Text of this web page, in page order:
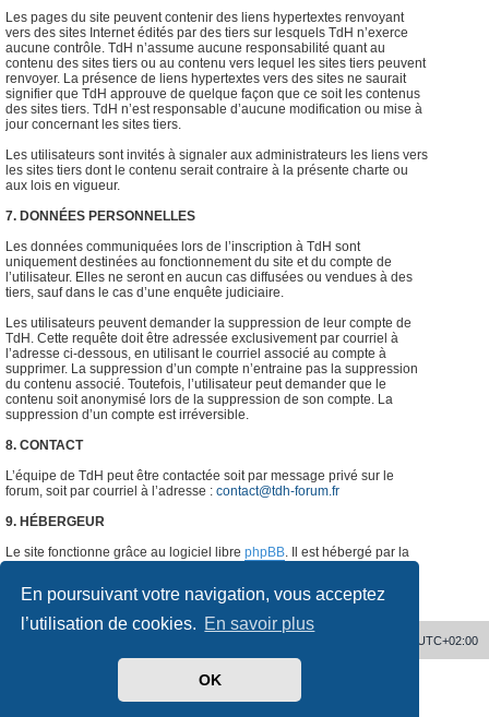
En poursuivant votre navigation, vous acceptez
l’utilisation de cookies. En savoir plus
OK
Les pages du site peuvent contenir des liens hypertextes renvoyant
vers des sites Internet édités par des tiers sur lesquels TdH n’exerce
aucune contrôle. TdH n’assume aucune responsabilité quant au
contenu des sites tiers ou au contenu vers lequel les sites tiers peuvent
renvoyer. La présence de liens hypertextes vers des sites ne saurait
signifier que TdH approuve de quelque façon que ce soit les contenus
des sites tiers. TdH n’est responsable d’aucune modification ou mise à
jour concernant les sites tiers.
Les utilisateurs sont invités à signaler aux administrateurs les liens vers
les sites tiers dont le contenu serait contraire à la présente charte ou
aux lois en vigueur.
7. DONNÉES PERSONNELLES
Les données communiquées lors de l’inscription à TdH sont
uniquement destinées au fonctionnement du site et du compte de
l’utilisateur. Elles ne seront en aucun cas diffusées ou vendues à des
tiers, sauf dans le cas d’une enquête judiciaire.
Les utilisateurs peuvent demander la suppression de leur compte de
TdH. Cette requête doit être adressée exclusivement par courriel à
l’adresse ci-dessous, en utilisant le courriel associé au compte à
supprimer. La suppression d’un compte n’entraine pas la suppression
du contenu associé. Toutefois, l’utilisateur peut demander que le
contenu soit anonymisé lors de la suppression de son compte. La
suppression d’un compte est irréversible.
8. CONTACT
L’équipe de TdH peut être contactée soit par message privé sur le
forum, soit par courriel à l’adresse : contact@tdh-forum.fr
9. HÉBERGEUR
Le site fonctionne grâce au logiciel libre phpBB. Il est hébergé par la
France.
UTC+02:00
phpBB ® Forum Software © phpBB Limited
phpBB-fr.com